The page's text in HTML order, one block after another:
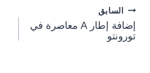
Post
navigation
السابق
إضافة إطار A معاصرة في
تورونتو